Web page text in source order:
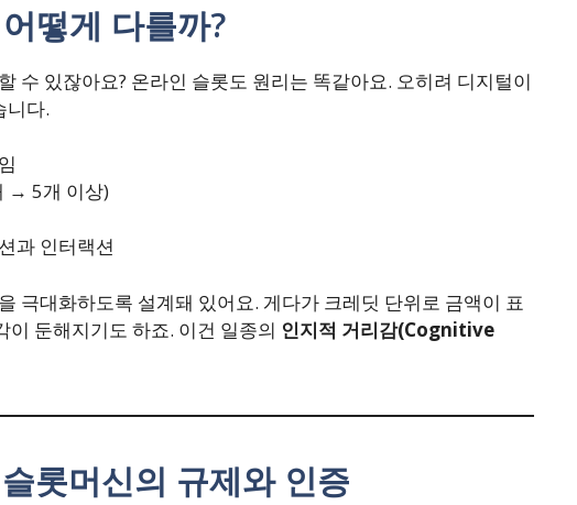
떻게 다를까?
수 있잖아요? 온라인 슬롯도 원리는 똑같아요. 오히려 디지털이
니다.
→ 5개 이상)
과 인터랙션
을 극대화하도록 설계돼 있어요. 게다가 크레딧 단위로 금액이 표
이 둔해지기도 하죠. 이건 일종의 인지적 거리감(Cognitive
롯머신의 규제와 인증